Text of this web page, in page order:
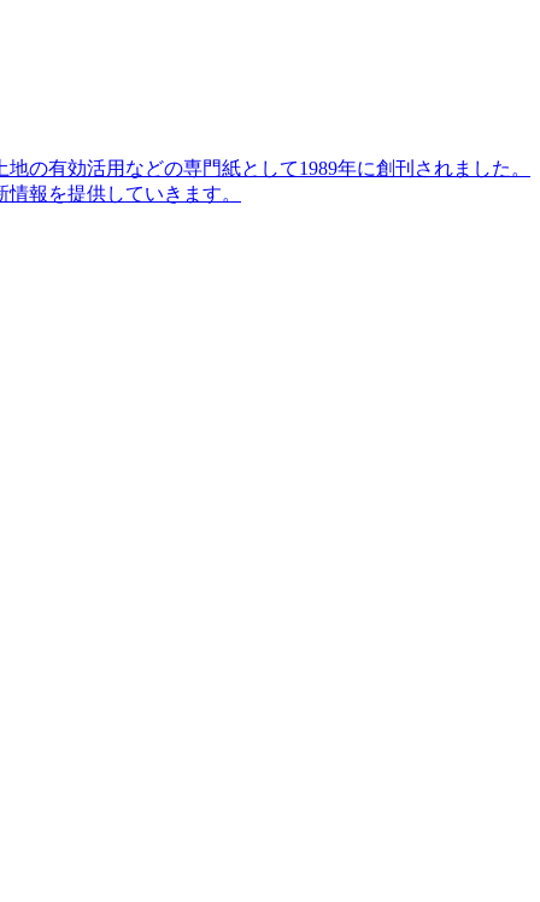
の有効活用などの専門紙として1989年に創刊されました。
報を提供していきます。